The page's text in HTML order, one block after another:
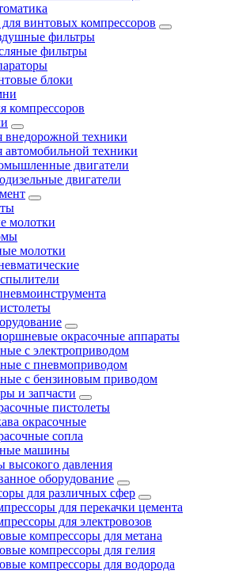
для винтовых компрессоров
фильтры
фильтры
блоки
компрессоров
внедорожной техники
автомобильной техники
двигатели
двигатели
молотки
молотки
окрасочные аппараты
с электроприводом
с пневмоприводом
с бензиновым приводом
и запчасти
пистолеты
окрасочные
сопла
машины
высокого давления
оборудование
для различных сфер
для перекачки цемента
для электровозов
компрессоры для метана
компрессоры для гелия
компрессоры для водорода